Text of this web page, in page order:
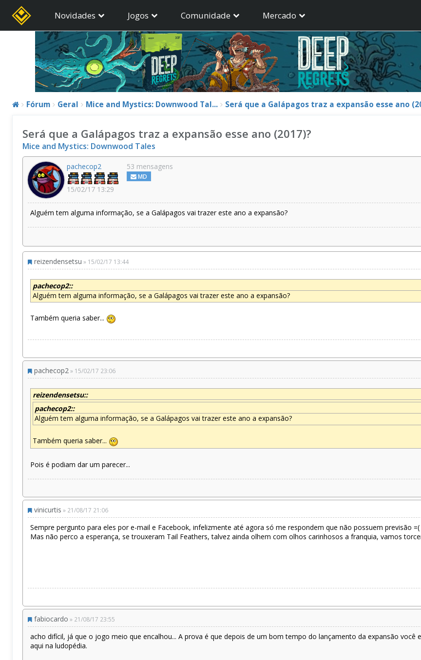
Novidades Jogos Comunidade Mercado
Fórum Geral Mice and Mystics: Downwood Tal... Será que a Galápagos traz a expansão esse ano
Será que a Galápagos traz a expansão esse ano (2017)?
Mice and Mystics: Downwood Tales
pachecop2
15/02/17 13:29
53 mensagens
MD
Alguém tem alguma informação, se a Galápagos vai trazer este ano a expansão?
reizendensetsu » 15/02/17 13:44
pachecop2::
Alguém tem alguma informação, se a Galápagos vai trazer este ano a expansão?
Também queria saber...
pachecop2 » 15/02/17 23:06
reizendensetsu::
pachecop2::
Alguém tem alguma informação, se a Galápagos vai trazer este ano a expansão?
Também queria saber...
Pois é podiam dar um parecer...
vinicurtis » 21/08/17 21:06
Sempre pergunto para eles por e-mail e Facebook, infelizmente até agora só me respondem que não possuem previsão =(
Mas não perco a esperança, se trouxeram Tail Feathers, talvez ainda olhem com olhos carinhosos a franquia, vamos
fabiocardo » 21/08/17 23:55
acho difícil, já que o jogo meio que encalhou... A prova é que depois de um bom tempo do lançamento da expansão você
aqui na ludopédia.